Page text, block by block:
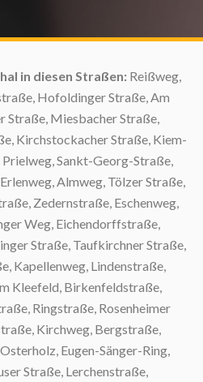
in diesen Straßen: Reißweg,
Hofoldinger Straße, Am
Miesbacher Straße,
Kirchstockacher Straße, Kiem-
Sankt-Georg-Straße,
Almweg, Tölzer Straße,
Zedernstraße, Eschenweg,
Weg, Eichendorffstraße,
Straße, Taufkirchner Straße,
Kapellenweg, Lindenstraße,
Kleefeld, Birkenfeldstraße,
Ringstraße, Rosenheimer
Kirchweg, Bergstraße,
Eugen-Sänger-Ring,
Straße, Lerchenstraße,